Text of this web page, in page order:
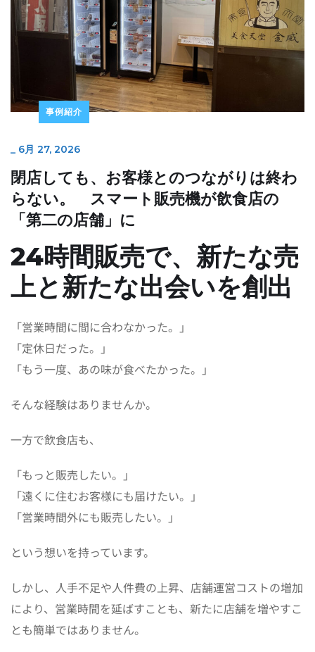
事例紹介
6月 27, 2026
閉店しても、お客様とのつながりは終わ
らない。 スマート販売機が飲食店の
「第二の店舗」に
24時間販売で、新たな売
上と新たな出会いを創出
「営業時間に間に合わなかった。」
「定休日だった。」
「もう一度、あの味が食べたかった。」
そんな経験はありませんか。
一方で飲食店も、
「もっと販売したい。」
「遠くに住むお客様にも届けたい。」
「営業時間外にも販売したい。」
という想いを持っています。
しかし、人手不足や人件費の上昇、店舗運営コストの増加
により、営業時間を延ばすことも、新たに店舗を増やすこ
とも簡単ではありません。